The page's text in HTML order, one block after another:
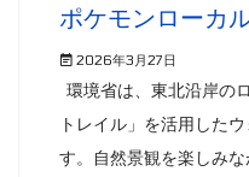
ポケモンローカ
2026年3月27日
環境省は、東北沿岸の
トレイル」を活用した
す。自然景観を楽しみ